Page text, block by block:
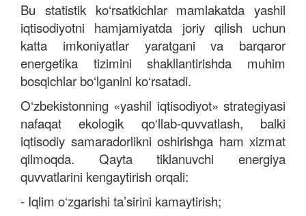
Bu statistik ko‘rsatkichlar mamlakatda yashil
iqtisodiyotni hamjamiyatda joriy qilish uchun
katta imkoniyatlar yaratgani va barqaror
energetika tizimini shakllantirishda muhim
bosqichlar bo‘lganini ko‘rsatadi.
O‘zbekistonning «yashil iqtisodiyot» strategiyasi
nafaqat ekologik qo‘llab-quvvatlash, balki
iqtisodiy samaradorlikni oshirishga ham xizmat
qilmoqda. Qayta tiklanuvchi energiya
quvvatlarini kengaytirish orqali:
- Iqlim o‘zgarishi ta’sirini kamaytirish;